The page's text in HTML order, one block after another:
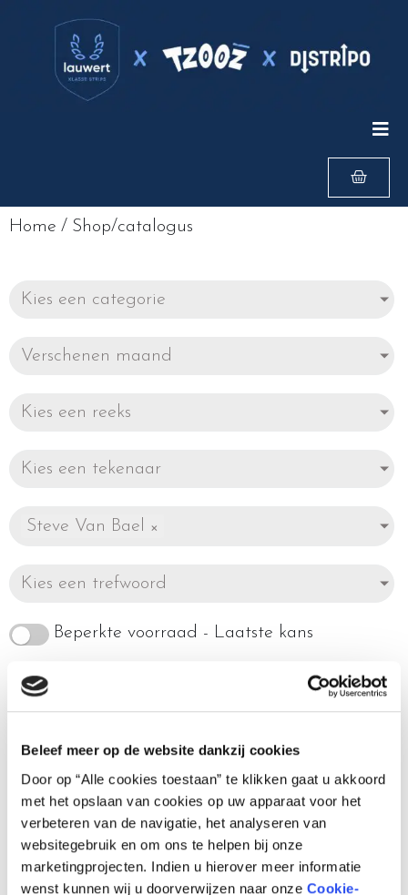
Beleef meer op de website dankzij cookies
Door op “Alle cookies toestaan” te klikken gaat u akkoord
met het opslaan van cookies op uw apparaat voor het
verbeteren van de navigatie, het analyseren van
websitegebruik en om ons te helpen bij onze
marketingprojecten. Indien u hierover meer informatie
wenst kunnen wij u doorverwijzen naar onze Cookie-
Home / Shop/catalogus
Kies een categorie
Verschenen maand
Kies een reeks
Kies een tekenaar
Steve Van Bael ×
Kies een trefwoord
Beperkte voorraad - Laatste kans